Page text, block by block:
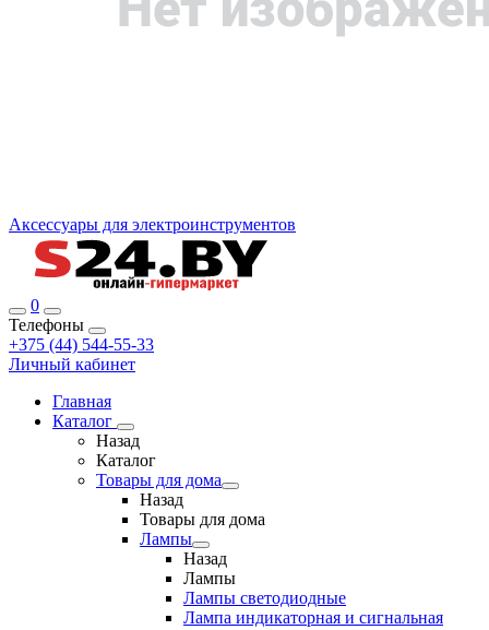
Аксессуары для электроинструментов
0
Телефоны
+375 (44) 544-55-33
Личный кабинет
Главная
Каталог
Назад
Каталог
Товары для дома
Назад
Товары для дома
Лампы
Назад
Лампы
Лампы светодиодные
Лампа индикаторная и сигнальная